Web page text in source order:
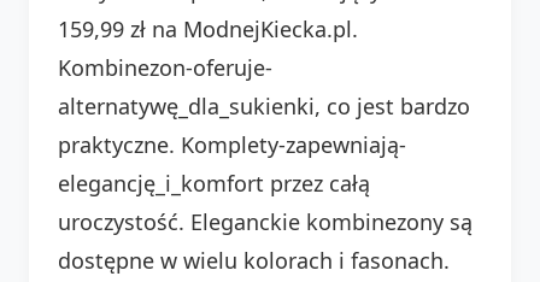
159,99 zł na ModnejKiecka.pl.
Kombinezon-oferuje-
alternatywę_dla_sukienki, co jest bardzo
praktyczne. Komplety-zapewniają-
elegancję_i_komfort przez całą
uroczystość. Eleganckie kombinezony są
dostępne w wielu kolorach i fasonach.